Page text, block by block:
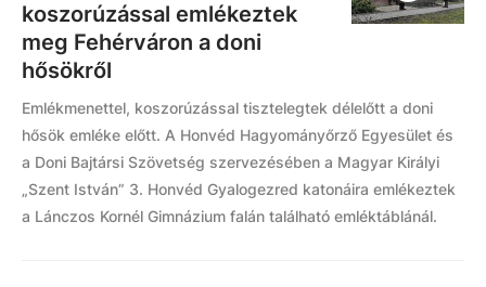
koszorúzással emlékeztek
meg Fehérváron a doni
hősökről
Emlékmenettel, koszorúzással tisztelegtek délelőtt a doni
hősök emléke előtt. A Honvéd Hagyományőrző Egyesület és
a Doni Bajtársi Szövetség szervezésében a Magyar Királyi
„Szent István” 3. Honvéd Gyalogezred katonáira emlékeztek
a Lánczos Kornél Gimnázium falán található emléktáblánál.